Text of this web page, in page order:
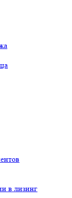
в лизинг